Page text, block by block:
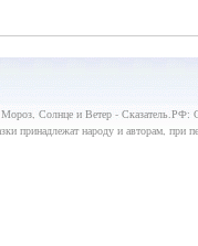
Мороз, Солнце и Ветер - Сказатель.РФ:
принадлежат народу и авторам, при